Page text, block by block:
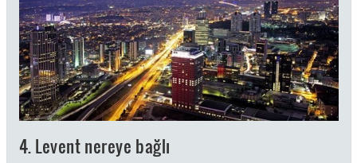
4. Levent nereye bağlı